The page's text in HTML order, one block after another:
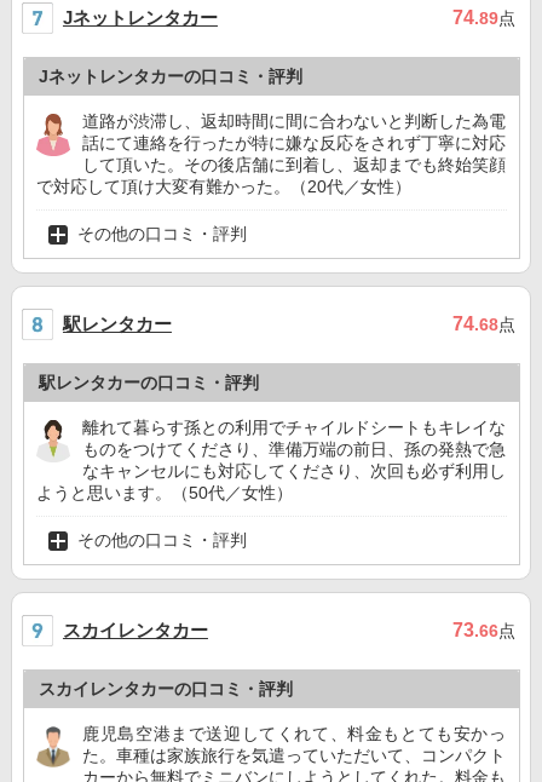
Jネットレンタカー 74.89点
Jネットレンタカーの口コミ・評判
道路が渋滞し、返却時間に間に合わないと判断した為電
話にて連絡を行ったが特に嫌な反応をされず丁寧に対応
して頂いた。その後店舗に到着し、返却までも終始笑顔
で対応して頂け大変有難かった。（20代／女性）
その他の口コミ・評判
駅レンタカー 74.68点
駅レンタカーの口コミ・評判
離れて暮らす孫との利用でチャイルドシートもキレイな
ものをつけてくださり、準備万端の前日、孫の発熱で急
なキャンセルにも対応してくださり、次回も必ず利用し
ようと思います。（50代／女性）
その他の口コミ・評判
スカイレンタカー 73.66点
スカイレンタカーの口コミ・評判
鹿児島空港まで送迎してくれて、料金もとても安かっ
た。車種は家族旅行を気遣っていただいて、コンパクト
カーから無料でミニバンにしようとしてくれた。料金も